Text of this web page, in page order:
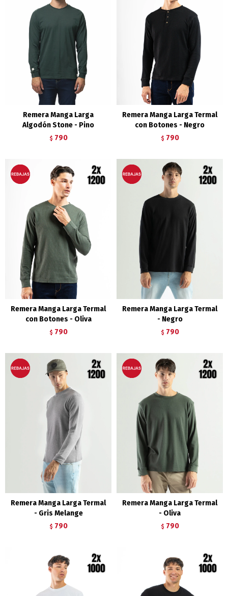
Remera Manga Larga
Algodón Stone - Pino
$ 790
Remera Manga Larga Termal
con Botones - Negro
$ 790
Remera Manga Larga Termal
con Botones - Oliva
$ 790
Remera Manga Larga Termal
- Negro
$ 790
Remera Manga Larga Termal
- Gris Melange
$ 790
Remera Manga Larga Termal
- Oliva
$ 790